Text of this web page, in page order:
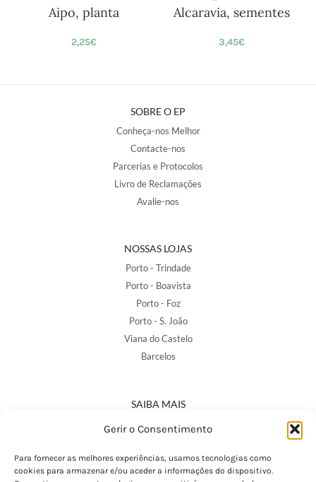
Gerir o Consentimento
Para fornecer as melhores experiências, usamos tecnologias como
cookies para armazenar e/ou aceder a informações do dispositivo.
Aipo, planta
2,25€
Alcaravia, sementes
3,45€
SOBRE O EP
Conheça-nos Melhor
Contacte-nos
Parcerias e Protocolos
Livro de Reclamações
Avalie-nos
NOSSAS LOJAS
Porto - Trindade
Porto - Boavista
Porto - Foz
Porto - S. João
Viana do Castelo
Barcelos
SAIBA MAIS
Política de Privacidade
Termos e Condições
Perguntas Frequentes